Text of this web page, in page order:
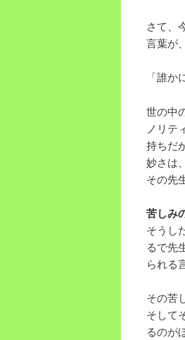
さて、
言葉が
「誰
世の中
ノリテ
持ちだ
妙さは
その先
苦しみ
そうし
るで先
られる
その苦
そして
るのが